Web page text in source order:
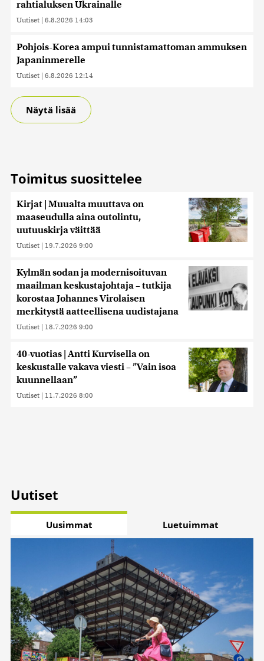
rahtialuksen Ukrainalle
Uutiset | 6.8.2026 14:03
Pohjois-Korea ampui tunnistamattoman ammuksen
Japaninmerelle
Uutiset | 6.8.2026 12:14
Näytä lisää
Toimitus suosittelee
Kirjat | Muualta muuttava on
maaseudulla aina outolintu,
uutuuskirja väittää
Uutiset | 19.7.2026 9:00
Kylmän sodan ja modernisoituvan
maailman keskustajohtaja – tutkija
korostaa Johannes Virolaisen
merkitystä aatteellisena uudistajana
Uutiset | 18.7.2026 9:00
40-vuotias | Antti Kurvisella on
keskustalle vakava viesti – ”Vain isoa
kuunnellaan”
Uutiset | 11.7.2026 8:00
Uutiset
Uusimmat Luetuimmat